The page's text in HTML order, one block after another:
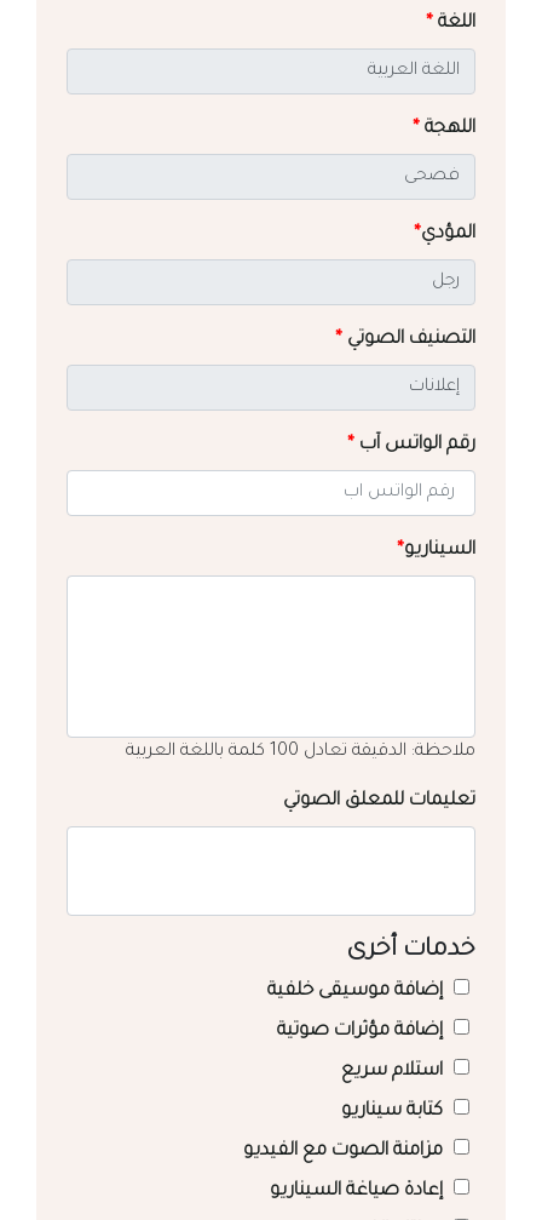
اللغة *
اللهجة *
المؤدي*
التصنيف الصوتي *
رقم الواتس آب *
السيناريو*
ملاحظة: الدقيقة تعادل 100 كلمة باللغة العربية
تعليمات للمعلق الصوتي
خدمات أخرى
إضافة موسيقى خلفية
إضافة مؤثرات صوتية
استلام سريع
كتابة سيناريو
مزامنة الصوت مع الفيديو
إعادة صياغة السيناريو